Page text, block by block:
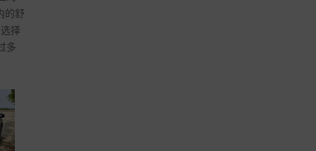
的舒
择
多